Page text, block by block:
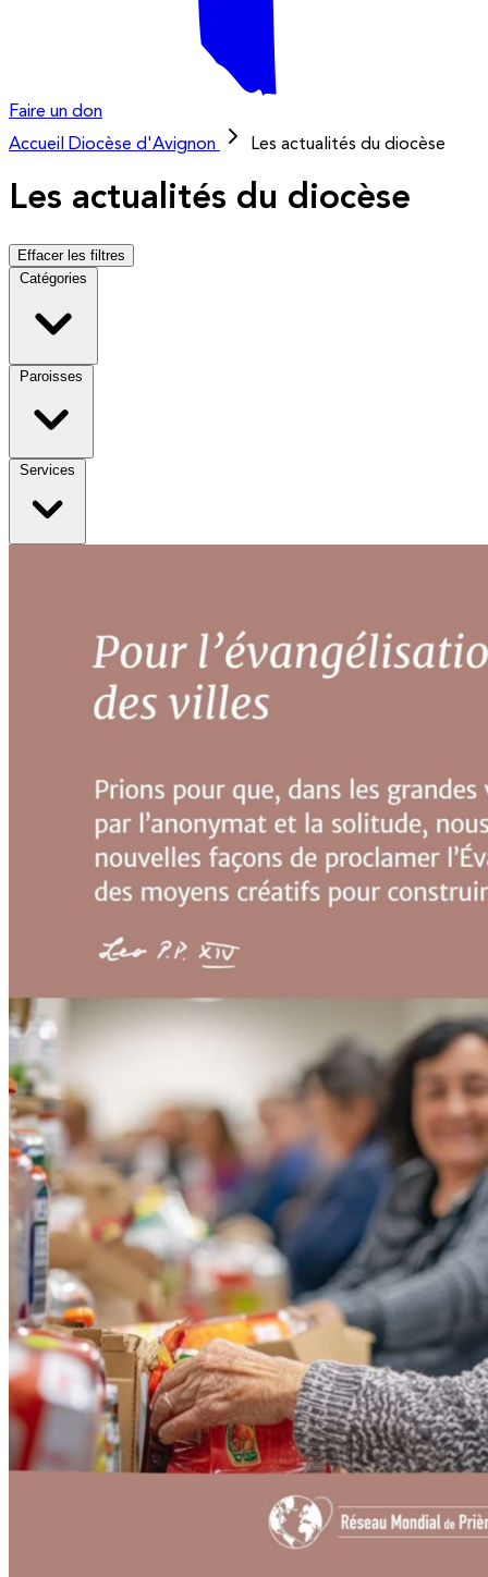
Faire un don
Accueil
Diocèse d'Avignon Les actualités du diocèse
Les actualités du diocèse
Effacer les filtres
Catégories
Paroisses
Services